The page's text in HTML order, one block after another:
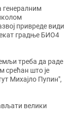
генералним
привреде види
градње БИО4
треба да раде
срећан што је
Михајло Пупин",
велики